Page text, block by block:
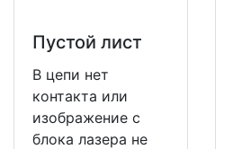
Пустой лист
В цепи нет
контакта или
изображение с
блока лазера не